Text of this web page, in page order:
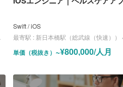
Swift / iOS
最寄駅 : 新日本橋駅（総武線（快速）） 小伝馬町
単価（税抜き） ~¥800,000/人月